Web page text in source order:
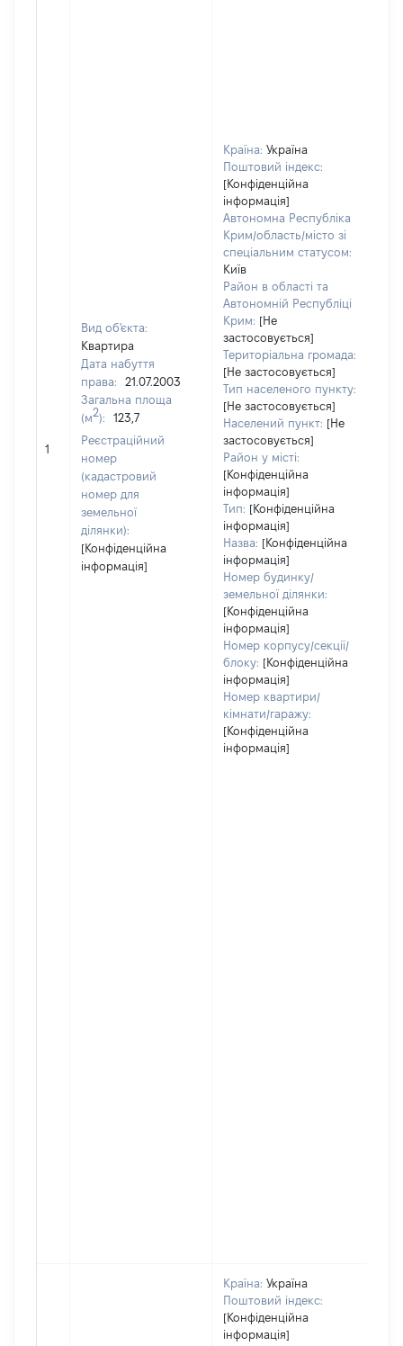
1
Вид об'єкта:
Квартира
Дата набуття
права:
21.07.2003
Загальна площа
(м2):
123,7
Реєстраційний
номер
(кадастровий
номер для
земельної
ділянки):
[Конфіденційна
інформація]
Країна: Україна
Поштовий індекс:
[Конфіденційна
інформація]
Автономна Республіка
Крим/область/місто зі
спеціальним статусом:
Київ
Район в області та
Автономній Республіці
Крим: [Не
застосовується]
Територіальна громада:
[Не застосовується]
Тип населеного пункту:
[Не застосовується]
Населений пункт: [Не
застосовується]
Район у місті:
[Конфіденційна
інформація]
Тип: [Конфіденційна
інформація]
Назва: [Конфіденційна
інформація]
Номер будинку/
земельної ділянки:
[Конфіденційна
інформація]
Номер корпусу/секції/
блоку: [Конфіденційна
інформація]
Номер квартири/
кімнати/гаражу:
[Конфіденційна
інформація]
Країна: Україна
Поштовий індекс:
[Конфіденційна
інформація]